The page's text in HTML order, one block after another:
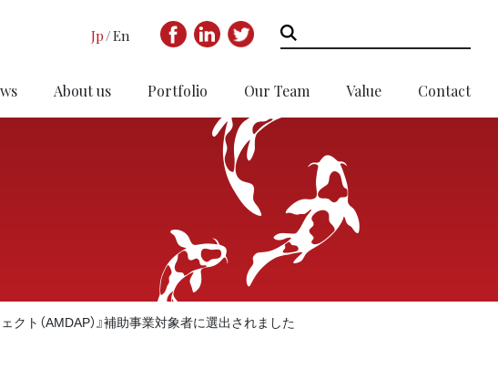
Jp En
About us Portfolio Our Team Value Contact
ト（AMDAP）』補助事業対象者に選出されました